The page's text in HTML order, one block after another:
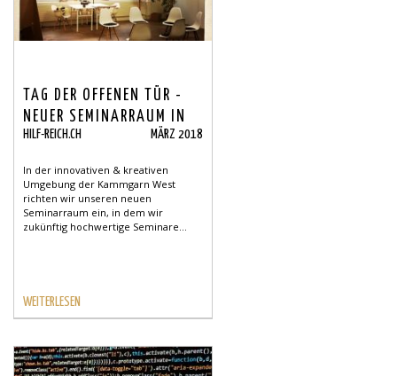
TAG DER OFFENEN TÜR -
NEUER SEMINARRAUM IN
SCHAFFHAUSEN
HILF-REICH.CH MÄRZ 2018
In der innovativen & kreativen
Umgebung der Kammgarn West
richten wir unseren neuen
Seminarraum ein, in dem wir
zukünftig hochwertige Seminare...
WEITERLESEN